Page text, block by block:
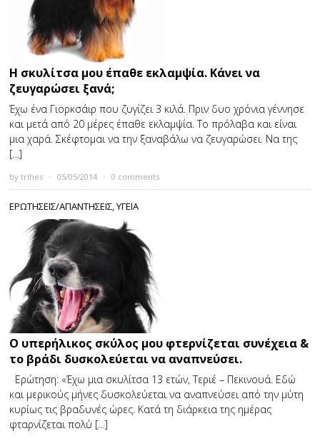
Η σκυλίτσα μου έπαθε εκλαμψία. Κάνει να
ζευγαρώσει ξανά;
Έχω ένα Γιορκσάιρ που ζυγίζει 3 κιλά. Πριν δυο χρόνια γέννησε
και μετά από 20 μέρες έπαθε εκλαμψία. Το πρόλαβα και είναι
μια χαρά. Σκέφτομαι να την ξαναβάλω να ζευγαρώσει. Να της
[…]
bytrihes 05/05/2014 0 comments
ΕΡΩΤΗΣΕΙΣ/ΑΠΑΝΤΗΣΕΙΣ,ΥΓΕΙΑ
Ο υπερήλικος σκύλος μου φτερνίζεται συνέχεια &
το βράδι δυσκολεύεται να αναπνεύσει.
Ερώτηση: «Έχω μια σκυλίτσα 13 ετών, Τεριέ – Πεκινουά. Εδώ
και μερικούς μήνες δυσκολεύεται να αναπνεύσει από την μύτη
κυρίως τις βραδυνές ώρες. Κατά τη διάρκεια της ημέρας
φταρνίζεται πολύ […]